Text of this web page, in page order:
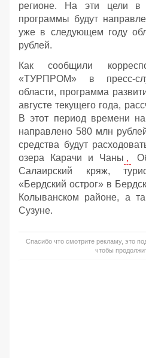
регионе. На эти цели в
программы будут
уже в следующем году
рублей.
Как сообщили
«ТУРПРОМ» в пресс-
области, программа
августе текущего года,
В этот период времени
направлено 580 млн
средства будут
озера Карачи и Чаны ,
Салаирский кряж,
«Бердский острог» в
Колыванском районе, а
Сузуне.
Спасибо что смотрите рекламу, это
чтобы